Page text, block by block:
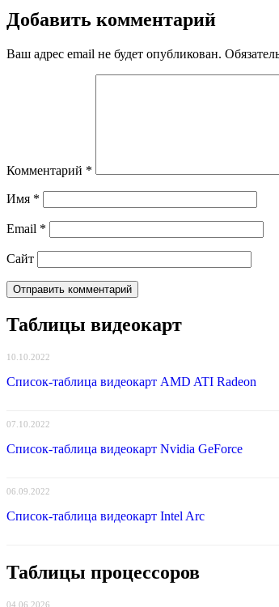
Добавить комментарий
Ваш адрес email не будет опубликован.
Комментарий *
Имя *
Email *
Сайт
Таблицы видеокарт
10.10.2022
Список-таблица видеокарт AMD ATI Radeon
07.10.2022
Список-таблица видеокарт Nvidia GeForce
06.09.2022
Список-таблица видеокарт Intel Arc
Таблицы процессоров
04.06.2026